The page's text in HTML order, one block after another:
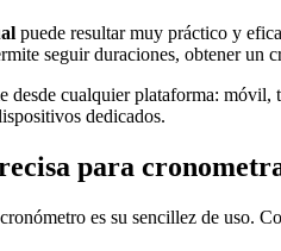
puede resultar muy práctico y
seguir duraciones, obtener
desde cualquier plataforma:
dedicados.
para
es su sencillez de uso.